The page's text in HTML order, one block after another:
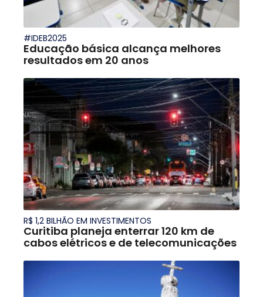
#IDEB2025
Educação básica alcança melhores
resultados em 20 anos
R$ 1,2 BILHÃO EM INVESTIMENTOS
Curitiba planeja enterrar 120 km de
cabos elétricos e de telecomunicações